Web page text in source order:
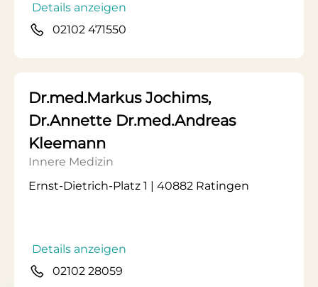
Details anzeigen
02102 471550
Dr.med.Markus Jochims,
Dr.Annette Dr.med.Andreas
Kleemann
Innere Medizin
Ernst-Dietrich-Platz 1 | 40882 Ratingen
Details anzeigen
02102 28059